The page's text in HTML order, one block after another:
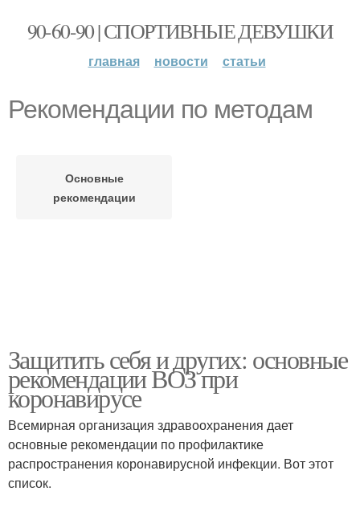
90-60-90 | СПОРТИВНЫЕ ДЕВУШКИ
главная новости статьи
Рекомендации по методам
Основные
рекомендации
Защитить себя и других: основные
рекомендации ВОЗ при
коронавирусе
Всемирная организация здравоохранения дает
основные рекомендации по профилактике
распространения коронавирусной инфекции. Вот этот
список.